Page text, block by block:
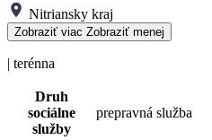
Nitriansky kraj
Zobraziť viac Zobraziť menej
| terénna
Druh
sociálne
služby
prepravná služba